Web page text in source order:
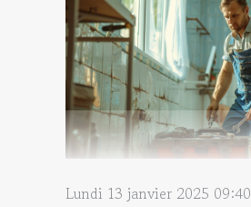
Lundi 13 janvier 2025 09:40